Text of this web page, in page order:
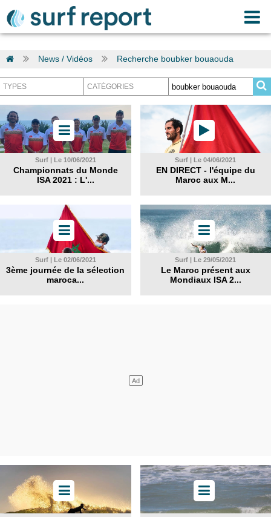
News / Vidéos Recherche boubker bouaouda
Surf | Le 10/06/2021
Championnats du Monde
ISA 2021 : L'...
Surf | Le 04/06/2021
EN DIRECT - l'équipe du
Maroc aux M...
Surf | Le 02/06/2021
3ème journée de la sélection
maroca...
Surf | Le 29/05/2021
Le Maroc présent aux
Mondiaux ISA 2...